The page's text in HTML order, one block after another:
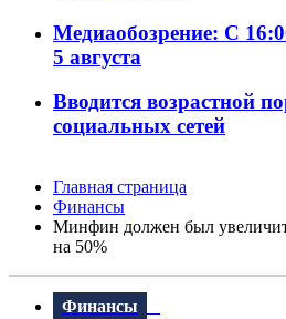
Медиаобозрение: С
5 августа
Вводится возрастной
социальных сетей
Главная страница
Финансы
Минфин должен был
на 50%
Финансы